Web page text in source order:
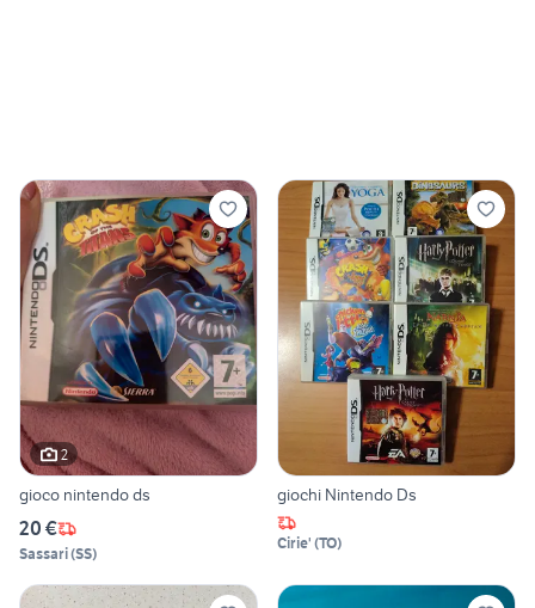
2
gioco nintendo ds
20 €
Sassari(SS)
giochi Nintendo Ds
Cirie' (TO)